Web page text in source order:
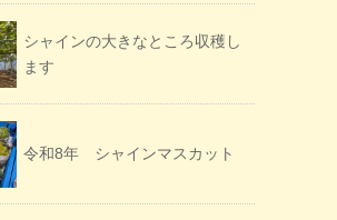
シャインの大きなところ収穫し
ます
令和8年 シャインマスカット